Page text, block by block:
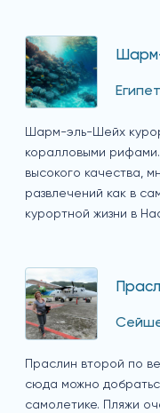
Египет
Шарм-эль-Шейх
коралловыми
высокого качества,
развлечений как в
курортной жизни в
Праслин второй по
сюда можно
самолетике. Пляжи